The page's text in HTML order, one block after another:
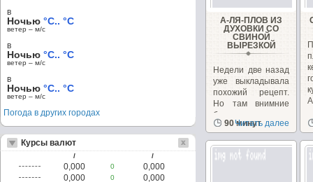
А-ЛЯ-ПЛОВ ИЗ
ДУХОВКИ СО
СВИНОЙ
ВЫРЕЗКОЙ
Недели две назад
уже выкладывала
похожий рецепт.
Но там внимние
было
сконцентрировано...
90 минут
Читать далее
в
Ночью °C.. °C
ветер – м/c
в
Ночью °C.. °C
ветер – м/c
в
Ночью °C.. °C
ветер – м/c
Погода в других городах
Курсы валют
/ /
0,000 0
0,000
0,000
0
0,000